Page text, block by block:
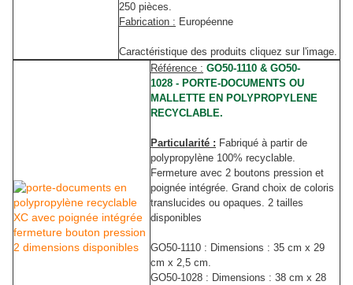
250 pièces.
Fabrication : Européenne
Caractéristique des produits cliquez sur l'image.
Référence : GO50-1110 & GO50-
1028 - PORTE-DOCUMENTS OU
MALLETTE EN POLYPROPYLENE
RECYCLABLE.
Particularité : Fabriqué à partir de
polypropylène 100% recyclable.
Fermeture avec 2 boutons pression et
poignée intégrée. Grand choix de coloris
translucides ou opaques. 2 tailles
disponibles
GO50-1110 : Dimensions : 35 cm x 29
cm x 2,5 cm.
GO50-1028 : Dimensions : 38 cm x 28